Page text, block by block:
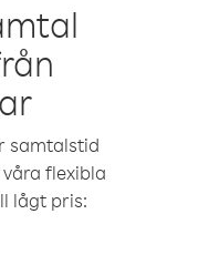
samtalstid
flexibla
lågt pris: